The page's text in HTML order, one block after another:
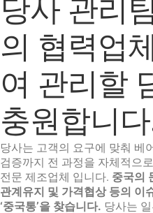
회
의 협력업
여 관리할
충원합니
당사는 고객의 요구에 맞춰 베
검증까지 전 과정을 자체적으
전문 제조업체 입니다. 중국의
관계유지 및 가격협상 등의 이
‘중국통’을 찾습니다. 당사는